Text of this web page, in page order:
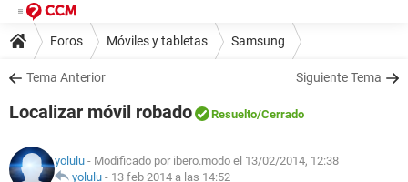
Foros Móviles y tabletas Samsung
Tema Anterior Siguiente Tema
Localizar móvil robado Resuelto/Cerrado
yolulu - Modificado por ibero.modo el 13/02/2014, 12:38
yolulu - 13 feb 2014 a las 14:52